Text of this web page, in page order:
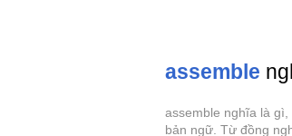
assemble
assemble nghĩa là
bản ngữ. Từ đồng